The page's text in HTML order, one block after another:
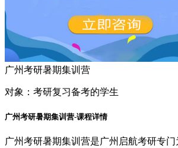
广州考研暑期集训营
对象： 考研复习备考的学生
广州考研暑期集训营-课程详情
广州考研暑期集训营是广州启航考研专